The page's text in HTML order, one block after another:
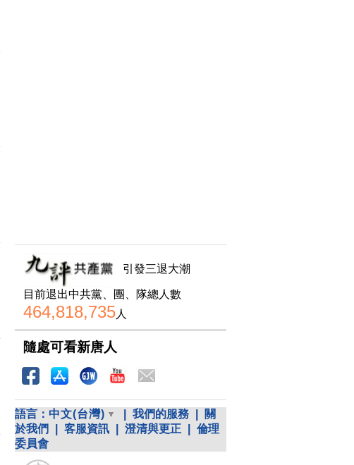
引發三退大潮
目前退出中共黨、團、隊總人數
464,818,735人
隨處可看新唐人
語言： 中文(台灣) 我們的服務
關
於我們
客服資訊 澄清與更正
倫理
委員會